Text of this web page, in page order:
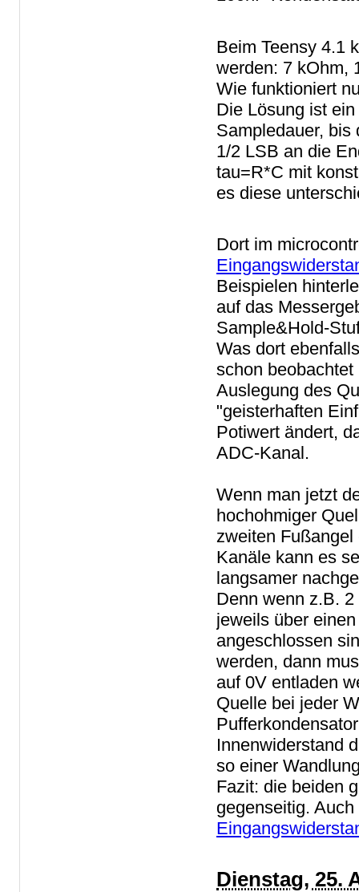
Beim Teensy 4.1
werden: 7 kOhm,
Wie funktioniert
Die Lösung ist
Sampledauer, bis
1/2 LSB an die
tau=R*C mit
es diese
Dort im
Beispielen
auf das
Sample&Hold-
Was dort
schon
Auslegung des
"geisterhaften
Potiwert ändert,
ADC-Kanal.
Wenn man jetzt
hochohmiger
zweiten
Kanäle kann es
langsamer
Denn wenn z.B.
jeweils über
angeschlossen
werden, dann
auf 0V entladen
Quelle bei jeder
Innenwiderstand
so einer
Fazit: die beiden
gegenseitig.
Dienstag, 25.